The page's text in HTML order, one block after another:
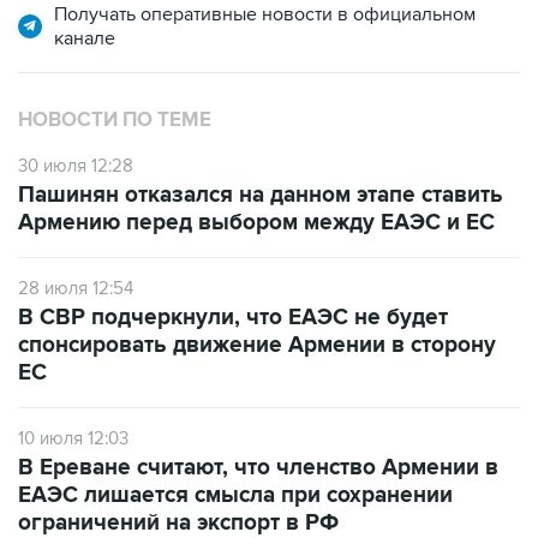
Получать оперативные новости в официальном
канале
НОВОСТИ ПО ТЕМЕ
30 июля 12:28
Пашинян отказался на данном этапе ставить
Армению перед выбором между ЕАЭС и ЕС
28 июля 12:54
В СВР подчеркнули, что ЕАЭС не будет
спонсировать движение Армении в сторону
ЕС
10 июля 12:03
В Ереване считают, что членство Армении в
ЕАЭС лишается смысла при сохранении
ограничений на экспорт в РФ